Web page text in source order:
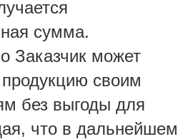
сумма.
Заказчик может
своим
без выгоды для
что в дальнейшем